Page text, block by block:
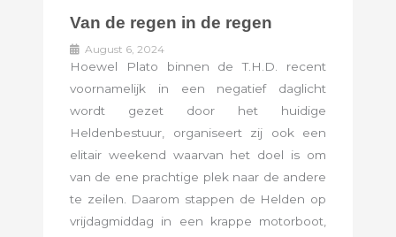
Van de regen in de regen
August 6, 2024
Hoewel Plato binnen de T.H.D. recent
voornamelijk in een negatief daglicht
wordt gezet door het huidige
Heldenbestuur, organiseert zij ook een
elitair weekend waarvan het doel is om
van de ene prachtige plek naar de andere
te zeilen. Daarom stappen de Helden op
vrijdagmiddag in een krappe motorboot,